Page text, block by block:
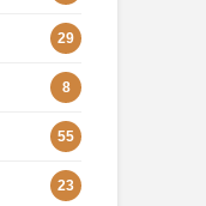
29
8
55
23